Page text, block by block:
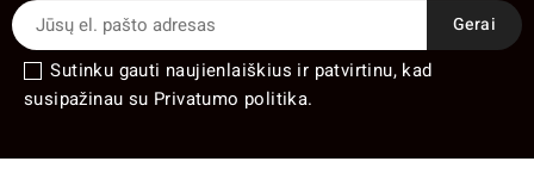
Sutinku gauti naujienlaiškius ir patvirtinu, kad
susipažinau su Privatumo politika.